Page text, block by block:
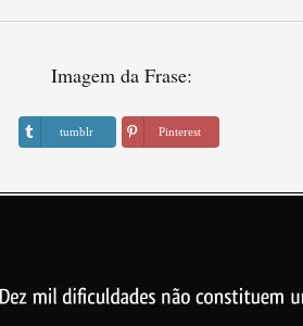
Imagem da Frase:
tumblr Pinterest